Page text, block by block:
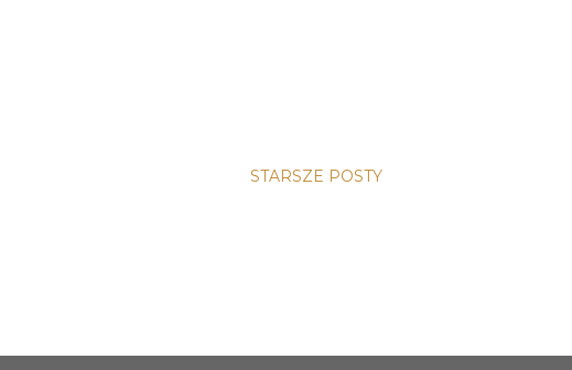
STARSZE POSTY